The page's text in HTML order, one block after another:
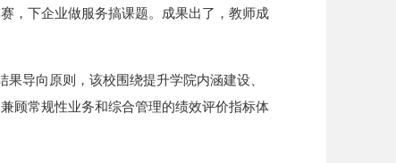
，下企业做服务搞课题。成果出了，教师成
导向原则，该校围绕提升学院内涵建设、
顾常规性业务和综合管理的绩效评价指标体